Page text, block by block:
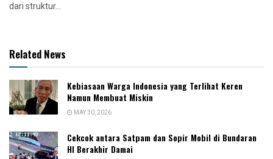
dari struktur...
Related News
Kebiasaan Warga Indonesia yang Terlihat Keren
Namun Membuat Miskin
MAY 30, 2026
Cekcok antara Satpam dan Sopir Mobil di Bundaran
HI Berakhir Damai